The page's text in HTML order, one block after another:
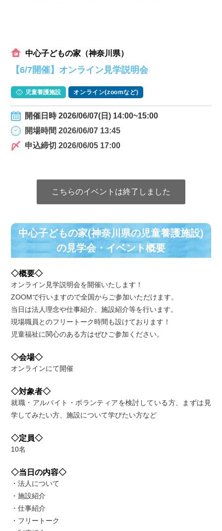
中心子どもの家（神奈川県）
【6/7開催】オンライン見学説明会
児童養護施設 オンライン(zoomなど)
開催日時 2026/06/07(日) 14:00~15:00
開場時間 2026/06/07 13:45
申込締切 2026/06/05 17:00
こちらのイベントは終了しました
中心子どもの家(神奈川県の児童養護施設)
の⾒学会・イベント概要
◇概要◇
オンライン見学説明会を開催いたします！
ZOOMで行いますので全国からご参加いただけます。
当日は法人理念や仕事紹介、施設紹介等を行います。
現場職員とのフリートーク時間も設けております！
児童福祉に関心のある方はぜひご参加ください。
◇会場◇
オンラインにて開催
◇対象者◇
就職・アルバイト・ボランティアを検討している方、まずは見
学してみたい方、施設について学びたい方など
◇定員◇
10名
◇当日の内容◇
・法人について
・施設紹介
・仕事紹介
・フリートーク